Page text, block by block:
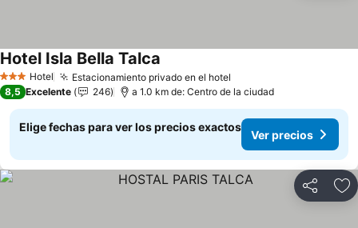
3 Estrellas
Hotel Estacionamiento privado en el hotel
Hotel Isla Bella Talca
8,5 Excelente 246 a 1.0 km de: Centro de la ciudad
Elige fechas para ver los precios exactos
Ver precios
Compartir